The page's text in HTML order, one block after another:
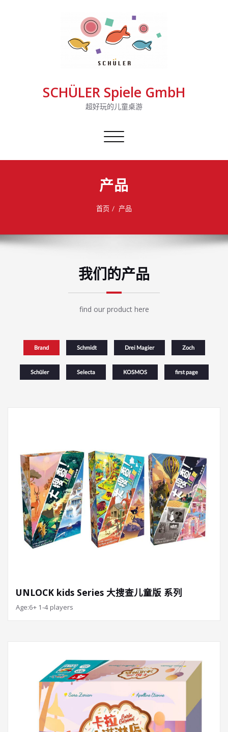
SCHÜLER Spiele GmbH
超好玩的儿童桌游
切
导
产品
首页 产品
我们的产品
find our product here
Brand Schmidt Drei Magier Zoch
Schüler Selecta KOSMOS first page
UNLOCK kids Series 大搜查儿童版 系列
Age:6+ 1-4 players